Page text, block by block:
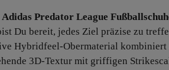
Adidas Predator League
Du bereit, jedes Ziel präzise zu
Hybridfeel-Obermaterial kombiniert
3D-Textur mit griffigen